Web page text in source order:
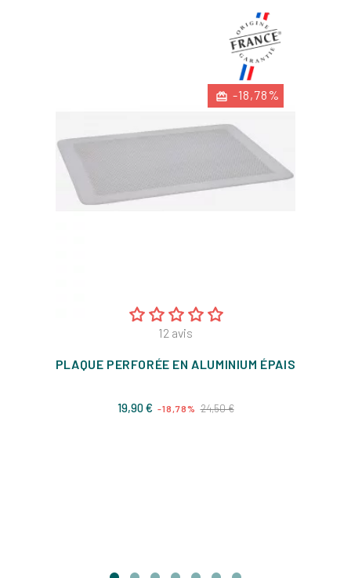
-18,78%
12 avis
PLAQUE PERFORÉE EN ALUMINIUM ÉPAIS
19,90 € Prix
-18,78% 24,50 €Prix